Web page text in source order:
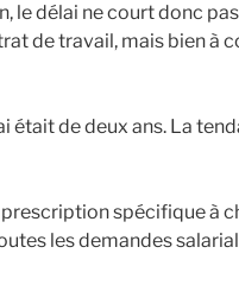
le délai ne court donc
de travail, mais bien à
était de deux ans. La
spécifique à
les demandes